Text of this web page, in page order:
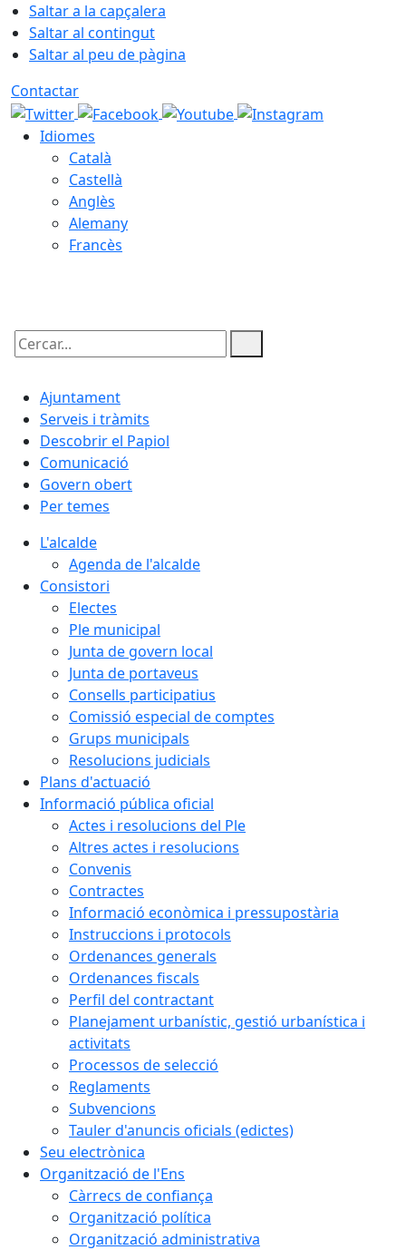
Saltar a la capçalera
Saltar al contingut
Saltar al peu de pàgina
Contactar
Idiomes
Català
Castellà
Anglès
Alemany
Francès
Cercar:
Ajuntament
Serveis i tràmits
Descobrir el Papiol
Comunicació
Govern obert
Per temes
L'alcalde
Agenda de l'alcalde
Consistori
Electes
Ple municipal
Junta de govern local
Junta de portaveus
Consells participatius
Comissió especial de comptes
Grups municipals
Resolucions judicials
Plans d'actuació
Informació pública oficial
Actes i resolucions del Ple
Altres actes i resolucions
Convenis
Contractes
Informació econòmica i pressupostària
Instruccions i protocols
Ordenances generals
Ordenances fiscals
Perfil del contractant
Planejament urbanístic, gestió urbanística i
activitats
Processos de selecció
Reglaments
Subvencions
Tauler d'anuncis oficials (edictes)
Seu electrònica
Organització de l'Ens
Càrrecs de confiança
Organització política
Organització administrativa